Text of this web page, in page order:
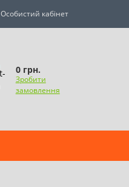
Особистий кабінет
0 грн.
Зробити
замовлення